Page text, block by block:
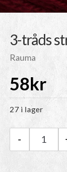
3-tråds
Rauma
58kr
27 i lager
-